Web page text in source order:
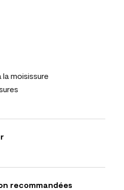
moisissure
recommandées